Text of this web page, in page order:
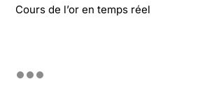
Cours de l’or en temps réel